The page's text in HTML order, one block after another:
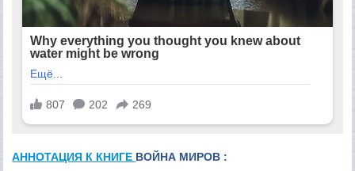
АННОТАЦИЯ К КНИГЕ ВОЙНА МИРОВ :